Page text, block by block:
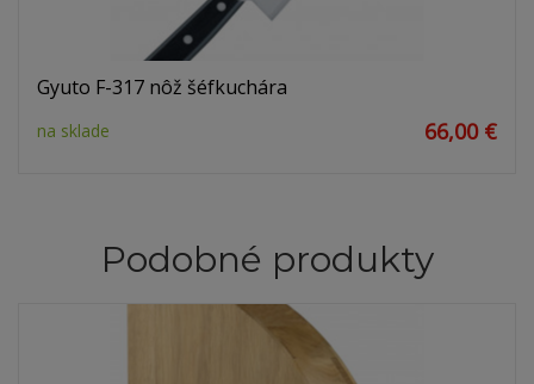
Gyuto F-317 nôž šéfkuchára
na sklade 66,00 €
Podobné produkty